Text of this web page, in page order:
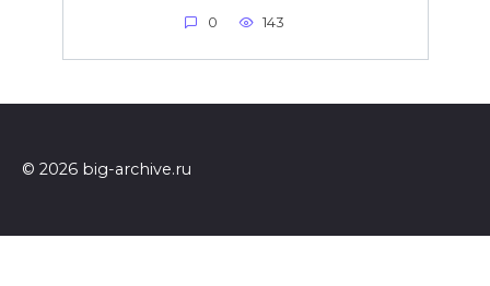
0 143
© 2026 big-archive.ru